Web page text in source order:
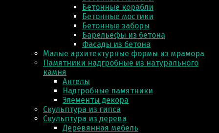
Бетонные корабли
Бетонные мостики
Бетонные заборы
Барельефы из бетона
Фасады из бетона
Малые архитектурные формы из мрамора
Памятники надгробные из натурального
камня
Ангелы
Надгробные памятники
Элементы декора
Скульптура из гипса
Скульптура из деревa
Деревянная мебель